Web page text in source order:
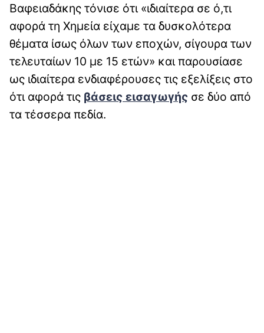
Βαφειαδάκης τόνισε ότι «ιδιαίτερα σε ό,τι
αφορά τη Χημεία είχαμε τα δυσκολότερα
θέματα ίσως όλων των εποχών, σίγουρα των
τελευταίων 10 με 15 ετών» και παρουσίασε
ως ιδιαίτερα ενδιαφέρουσες τις εξελίξεις στο
ότι αφορά τις βάσεις εισαγωγής σε δύο από
τα τέσσερα πεδία.